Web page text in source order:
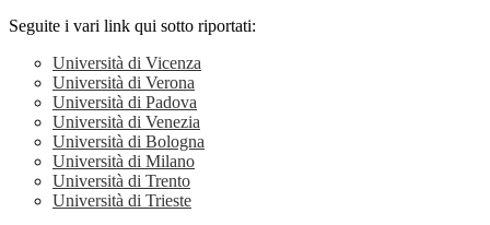
Seguite i vari link qui sotto riportati:
Università di Vicenza
Università di Verona
Università di Padova
Università di Venezia
Università di Bologna
Università di Milano
Università di Trento
Università di Trieste